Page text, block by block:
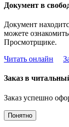
Документ в
Документ
можете
Просмотрщике.
Читать онлайн
Заказ в
Заказ успешно
Понятно